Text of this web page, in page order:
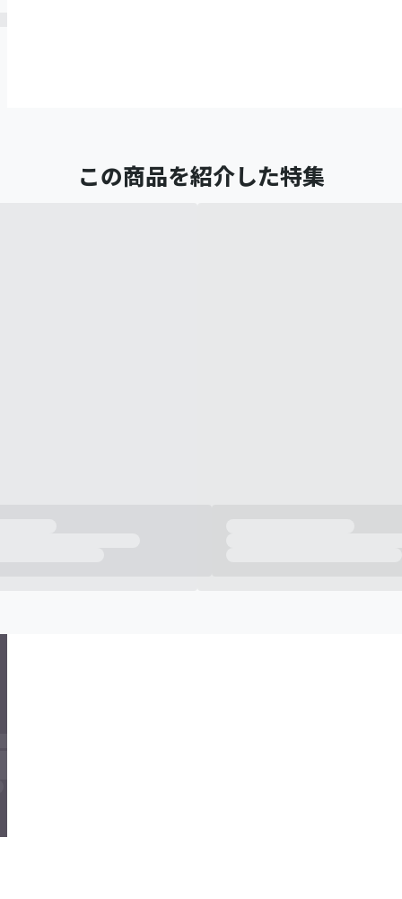
この商品を紹介した特集